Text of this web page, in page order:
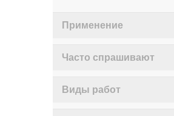
Применение
Часто спрашивают
Виды работ